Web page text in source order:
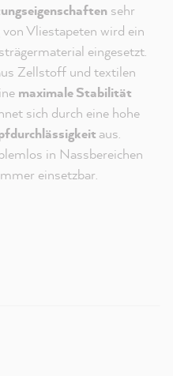
sehr
Vliestapeten wird ein
eingesetzt.
Zellstoff und textilen
maximale Stabilität
sich durch eine hohe
aus.
in Nassbereichen
einsetzbar.
vom